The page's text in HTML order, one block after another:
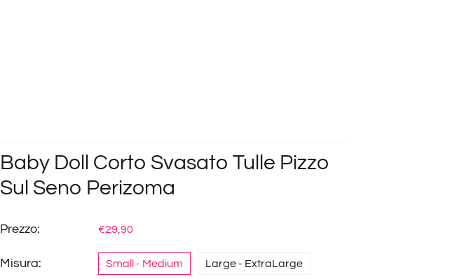
Baby Doll Corto Svasato Tulle Pizzo
Sul Seno Perizoma
Prezzo: €29,90
Misura: Small - Medium Large - ExtraLarge